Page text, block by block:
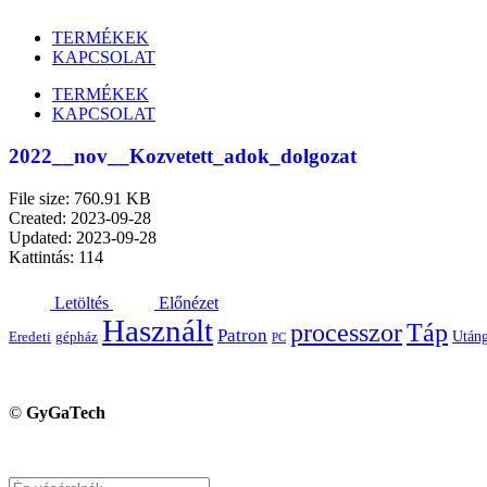
TERMÉKEK
KAPCSOLAT
TERMÉKEK
KAPCSOLAT
2022__nov__Kozvetett_adok_dolgozat
File size: 760.91 KB
Created: 2023-09-28
Updated: 2023-09-28
Kattintás: 114
Letöltés Előnézet
Eredeti gépház Használt Patron PC processzorTáp
© GyGaTech